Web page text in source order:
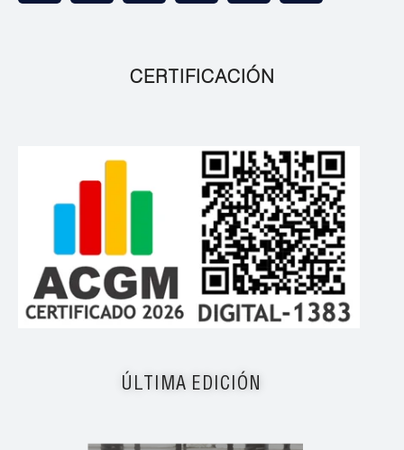
CERTIFICACIÓN
ÚLTIMA EDICIÓN